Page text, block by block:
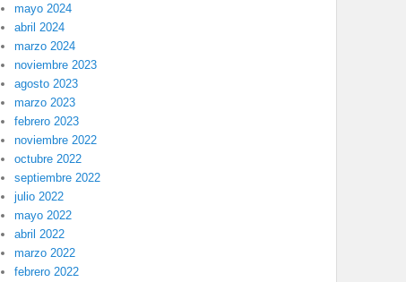
mayo 2024
abril 2024
marzo 2024
noviembre 2023
agosto 2023
marzo 2023
febrero 2023
noviembre 2022
octubre 2022
septiembre 2022
julio 2022
mayo 2022
abril 2022
marzo 2022
febrero 2022